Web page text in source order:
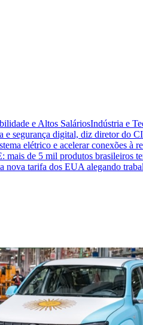
e Altos SaláriosIndústria e
e segurança digital, diz diretor do
elétrico e acelerar conexões à
mais de 5 mil produtos brasileiros
nova tarifa dos EUA alegando